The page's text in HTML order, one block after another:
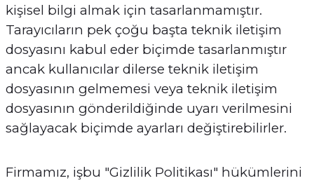
kişisel bilgi almak için tasarlanmamıştır.
Tarayıcıların pek çoğu başta teknik iletişim
dosyasını kabul eder biçimde tasarlanmıştır
ancak kullanıcılar dilerse teknik iletişim
dosyasının gelmemesi veya teknik iletişim
dosyasının gönderildiğinde uyarı verilmesini
sağlayacak biçimde ayarları değiştirebilirler.
Firmamız, işbu "Gizlilik Politikası" hükümlerini